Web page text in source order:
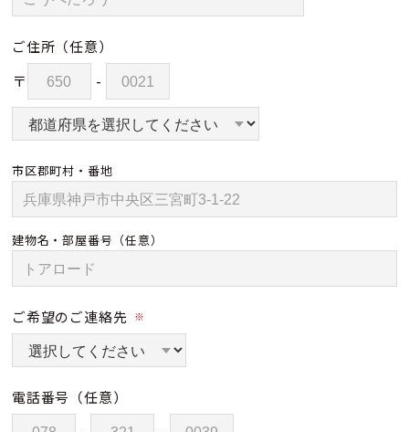
ご住所 （任意）
〒 -
市区郡町村・番地
建物名・部屋番号 （任意）
ご希望のご連絡先 ※
電話番号 （任意）